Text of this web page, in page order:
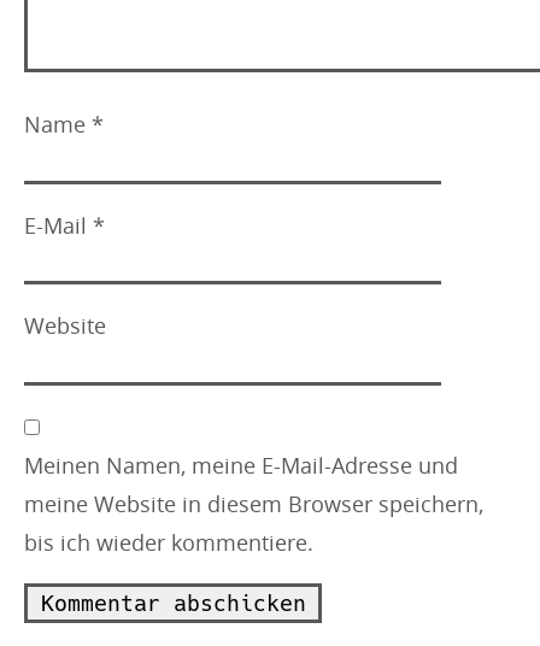
Name *
E-Mail *
Website
Meinen Namen, meine E-Mail-Adresse und
meine Website in diesem Browser speichern,
bis ich wieder kommentiere.